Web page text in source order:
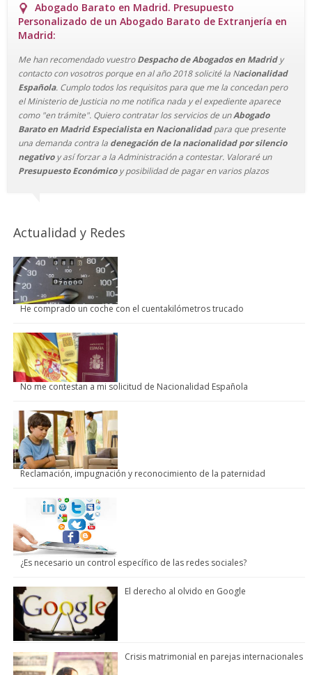
Abogado Barato en Madrid. Presupuesto
Personalizado de un Abogado Barato de Extranjería en
Madrid:
Me han recomendado vuestroDespacho de Abogados en Madridy
contacto con vosotros porque en al año 2018 solicité la Nacionalidad
Española. Cumplo todos los requisitos para que me la concedan pero
el Ministerio de Justicia no me notifica nada y el expediente aparece
como "en trámite". Quiero contratar los servicios de unAbogado
Barato en Madrid Especialista en Nacionalidadpara que presente
una demanda contra la denegación de la nacionalidad por silencio
negativoy así forzar a la Administración a contestar. Valoraré un
Presupuesto Económicoy posibilidad de pagar en varios plazos
Actualidad y Redes
He comprado un coche con el cuentakilómetros trucado
No me contestan a mi solicitud de Nacionalidad Española
Reclamación, impugnación y reconocimiento de la paternidad
¿Es necesario un control específico de las redes sociales?
El derecho al olvido en Google
Crisis matrimonial en parejas internacionales